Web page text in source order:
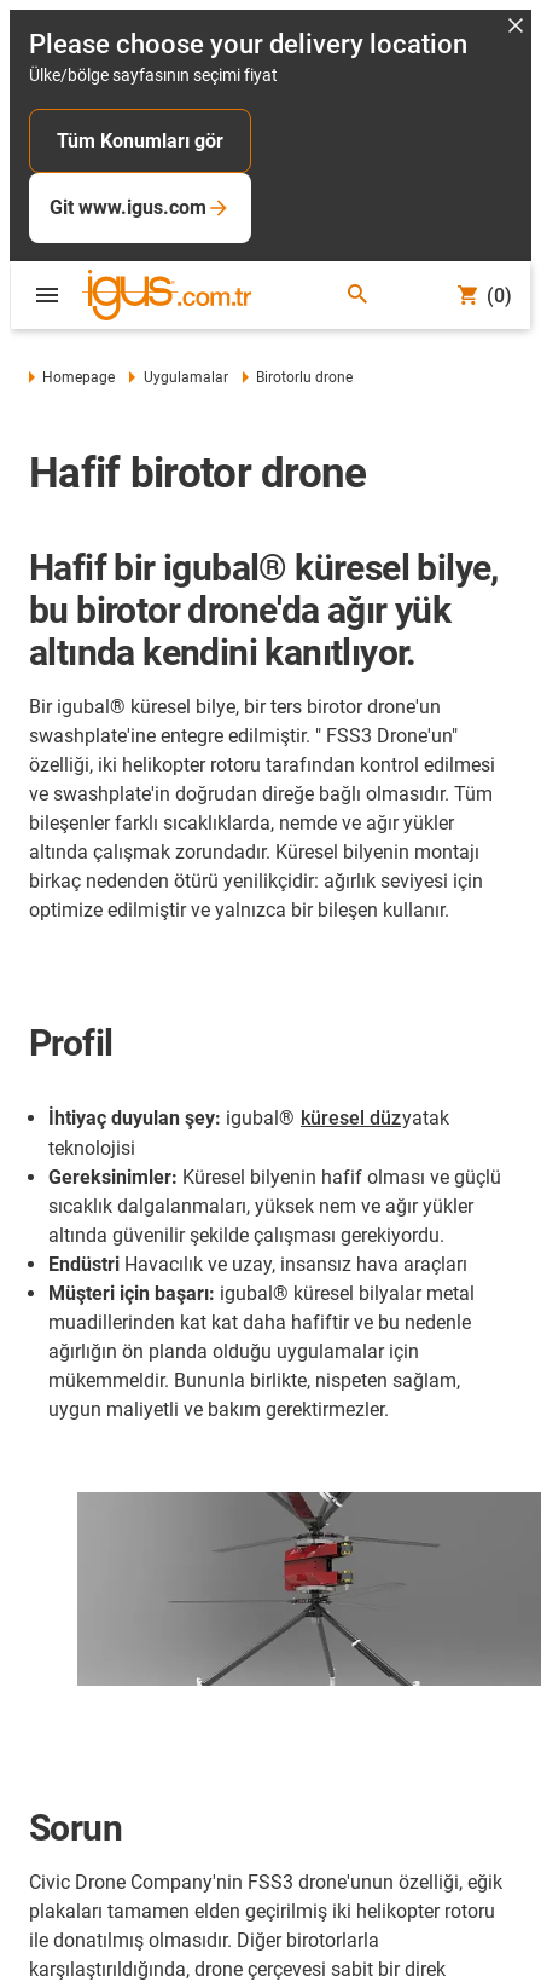
Please choose your delivery location
Ülke/bölge sayfasının seçimi fiyat
Tüm Konumları gör
Git www.igus.com
(0)
Homepage Uygulamalar Birotorlu drone
Hafif birotor drone
Hafif bir igubal® küresel bilye,
bu birotor drone'da ağır yük
altında kendini kanıtlıyor.
Bir igubal® küresel bilye, bir ters birotor drone'un
swashplate'ine entegre edilmiştir. " FSS3 Drone'un"
özelliği, iki helikopter rotoru tarafından kontrol edilmesi
ve swashplate'in doğrudan direğe bağlı olmasıdır. Tüm
bileşenler farklı sıcaklıklarda, nemde ve ağır yükler
altında çalışmak zorundadır. Küresel bilyenin montajı
birkaç nedenden ötürü yenilikçidir: ağırlık seviyesi için
optimize edilmiştir ve yalnızca bir bileşen kullanır.
Profil
İhtiyaç duyulan şey: igubal® küresel düzyatak
teknolojisi
Gereksinimler: Küresel bilyenin hafif olması ve güçlü
sıcaklık dalgalanmaları, yüksek nem ve ağır yükler
altında güvenilir şekilde çalışması gerekiyordu.
Endüstri Havacılık ve uzay, insansız hava araçları
Müşteri için başarı: igubal® küresel bilyalar metal
muadillerinden kat kat daha hafiftir ve bu nedenle
ağırlığın ön planda olduğu uygulamalar için
mükemmeldir. Bununla birlikte, nispeten sağlam,
uygun maliyetli ve bakım gerektirmezler.
Sorun
Civic Drone Company'nin FSS3 drone'unun özelliği, eğik
plakaları tamamen elden geçirilmiş iki helikopter rotoru
ile donatılmış olmasıdır. Diğer birotorlarla
karşılaştırıldığında, drone çerçevesi sabit bir direk